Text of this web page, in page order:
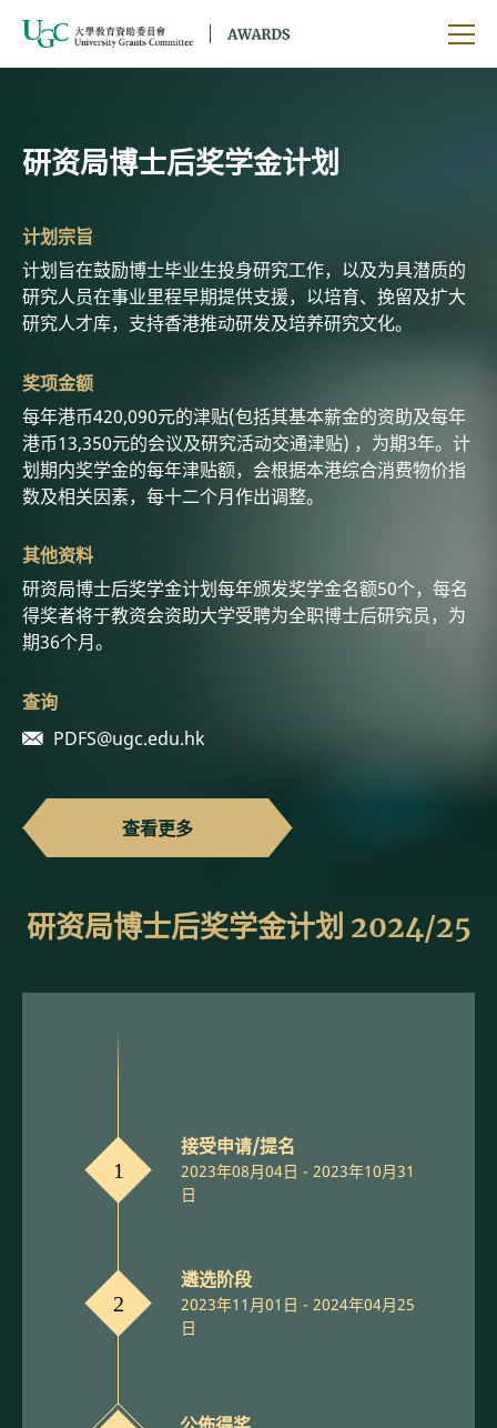
开
研资局博士后奖学金计划
计划宗旨
计划旨在鼓励博士毕业生投身研究工作，以及为具潜质的
研究人员在事业里程早期提供支援，以培育、挽留及扩大
研究人才库，支持香港推动研发及培养研究文化。
奖项金额
每年港币420,090元的津贴(包括其基本薪金的资助及每年
港币13,350元的会议及研究活动交通津贴) ，为期3年。计
划期内奖学金的每年津贴额，会根据本港综合消费物价指
数及相关因素，每十二个月作出调整。
其他资料
研资局博士后奖学金计划每年颁发奖学金名额50个，每名
得奖者将于教资会资助大学受聘为全职博士后研究员，为
期36个月。
查询
PDFS@ugc.edu.hk
查看更多
研资局博士后奖学金计划 2024/25
1
接受申请/提名
2023年08月04日 - 2023年10月31
日
2
遴选阶段
2023年11月01日 - 2024年04月25
日